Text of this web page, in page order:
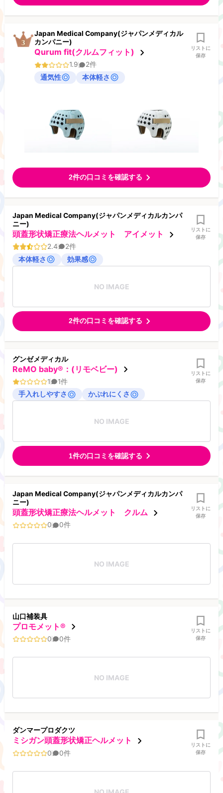
Japan Medical Company(ジャパンメディカル
カンパニー)
Qurum fit(クルムフィット)
リストに
保存
1.9 2件
通気性
本体軽さ
2件の口コミを確認する
Japan Medical Company(ジャパンメディカルカンパ
ニー)
頭蓋形状矯正療法ヘルメット アイメット
リストに
保存
2.4 2件
本体軽さ
効果感
NO IMAGE
2件の口コミを確認する
グンゼメディカル
ReMO baby®：(リモベビー)
リストに
保存
1 1件
手入れしやすさ
かぶれにくさ
NO IMAGE
1件の口コミを確認する
Japan Medical Company(ジャパンメディカルカンパ
ニー)
頭蓋形状矯正療法ヘルメット クルム
リストに
保存
0 0件
NO IMAGE
山口補装具
プロモメット®
リストに
保存
0 0件
NO IMAGE
ダンマープロダクツ
ミシガン頭蓋形状矯正ヘルメット
リストに
保存
0 0件